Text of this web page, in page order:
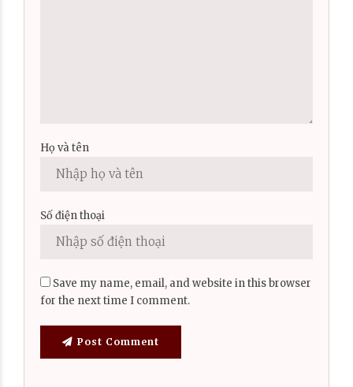
Họ và tên
Số điện thoại
Save my name, email, and website in this browser
for the next time I comment.
Post Comment